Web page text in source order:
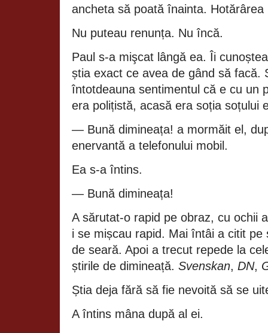
ancheta să poată înainta. Hotărârea
Nu puteau renunța. Nu încă.
Paul s‑a mişcat lângă ea. Îi
știa exact ce avea de gând să facă.
întotdeauna sentimentul că e cu un
era polițistă, acasă era soția soțului
— Bună dimineața! a mormăit el,
enervantă a telefonului mobil.
Ea s‑a întins.
— Bună dimineața!
A sărutat‑o rapid pe obraz, cu ochii
i se mișcau rapid. Mai întâi a citit pe
de seară. Apoi a trecut repede la
știrile de dimineață. Svenskan, DN,
Știa deja fără să fie nevoită să se
A întins mâna după al ei.